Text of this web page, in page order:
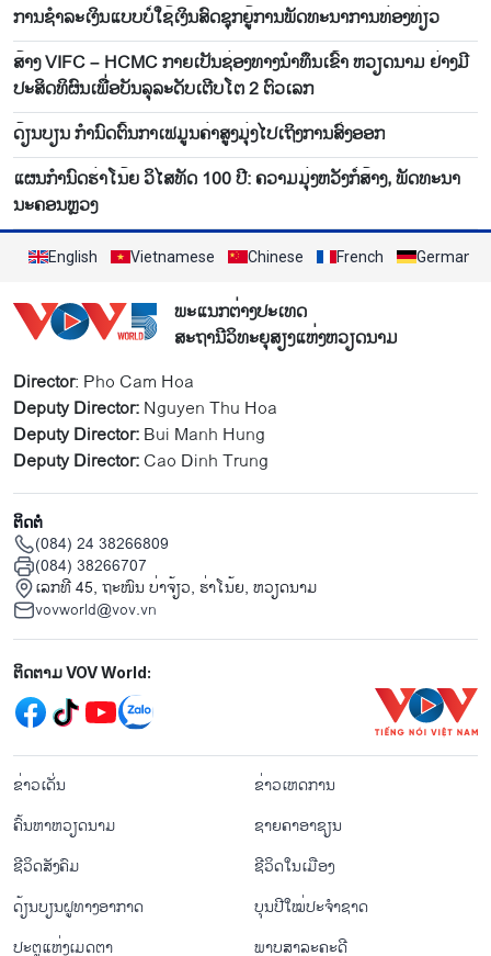
ການ​ຊຳ​ລະ​ເງິນແບບ​ບໍ່​ໃຊ້​ເງິນ​ສົດ​ຊຸກ​ຍູ້​ການ​ພັດ​ທະ​ນາ​ການ​ທ່ອງ​ທ່ຽວ
ສ້າງ VIFC – HCMC ກາຍ​ເປັນ​ຊ່ອງ​ທາງ​ນຳ​ທຶນ​ເຂົ້າ​ ຫວຽດ​ນາມ ຢ່າງ​ມີ​
ປະ​ສິດ​ທິ​ຜົນ​ເພື່ອ​ບັນ​ລຸລະ​ດັບ​ເຕີບ​ໂຕ​ 2 ຕົວ​ເລກ
ດ້ຽນ​ບຽນ ​ກຳ​ນົດ​ຕົ້ນ​ກາ​ເຟ​ມູນ​ຄ່າ​ສູງ​ມຸ່ງ​ໄປ​ເຖິງ​ການ​ສົ່ງ​ອອກ
ແຜນກຳ​ນົດ​ຮ່າ​ໂນ້ຍ​ ວິ​ໄສ​ທັດ 100 ປີ: ຄວາມ​ມຸ່ງ​ຫວັງ​ກໍ່​ສ້າງ, ພັດ​ທະ​ນາ​
ນະ​ຄອນຫຼວງ
English Vietnamese Chinese French German
ພະແນກຕ່າງປະເທດ
ສະຖານີວິທະຍຸສຽງແຫ່ງຫວຽດນາມ
Director: Pho Cam Hoa
Deputy Director:Nguyen Thu Hoa
Deputy Director:Bui Manh Hung
Deputy Director:Cao Dinh Trung
ຕິດຕໍ່
(084) 24 38266809
(084) 38266707
ເລກທີ 45, ຖະໜົນ ບ່າ​ຈ້ຽວ, ຮ່າ​ໂນ້ຍ, ຫວຽດນາມ
vovworld@vov.vn
Mạng xã hội
ຕິດຕາມ VOV World:
menu footer tiếng Lào
ຂ່າວເດັ່ນ
ຂ່າວເຫດການ
ຄົ້ນຫາຫວຽດນາມ
ຊາຍຄາອາຊຽນ
ຊີ​ວິດ​ສັງ​ຄົມ
ຊີ​ວິດ​ໃນ​ເມືອງ
ດ້ຽນບຽນ​ຝູທາງ​ອາກາດ
ບຸນປີໃໝ່ປະຈຳຊາດ
ປະຕູແຫ່ງເມດຕາ
ພາບສາລະຄະດີ